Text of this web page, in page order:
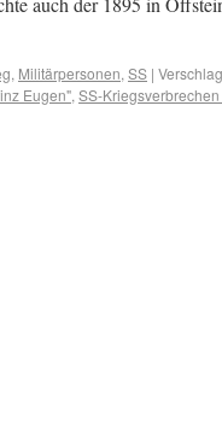
, Militärpersonen, SS |
Eugen", SS-